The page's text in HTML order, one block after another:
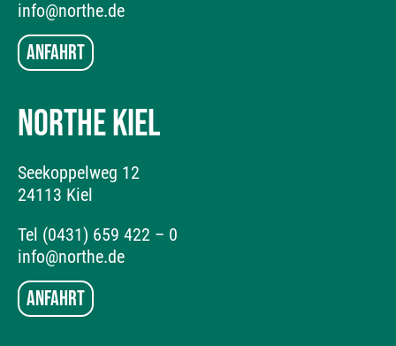
info@northe.de
Anfahrt
NORTHE KIEL
Seekoppelweg 12
24113 Kiel
Tel (0431) 659 422 – 0
info@northe.de
Anfahrt